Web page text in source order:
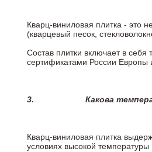
Кварц-виниловая плитка - это
(кварцевый песок,
Состав плитки включает в
сертификатами России
3. Какова
Кварц-виниловая плитка
условиях высокой